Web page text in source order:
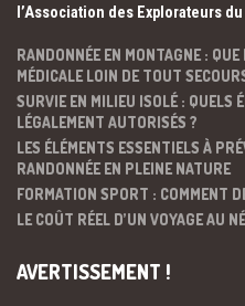
l’Association des Explorateurs
RANDONNÉE EN MONTAGNE : QUE
MÉDICALE LOIN DE TOUT
SURVIE EN MILIEU ISOLÉ : QUELS
LÉGALEMENT AUTORISÉS ?
LES ÉLÉMENTS ESSENTIELS À
RANDONNÉE EN PLEINE NATURE
FORMATION SPORT : COMMENT
LE COÛT RÉEL D’UN VOYAGE AU
AVERTISSEMENT !